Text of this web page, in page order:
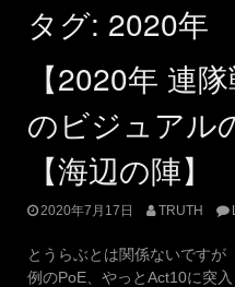
タグ: 2020年
【2020年 連
のビジュアル
【海辺の陣】
2020年7月17日 TRUTH
とうらぶとは関係ないですが
例のPoE、やっとAct10に突入